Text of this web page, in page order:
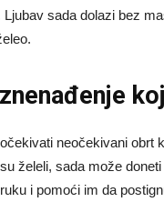
sada dolazi bez
neočekivani obrt
želeli, sada može
i pomoći im da